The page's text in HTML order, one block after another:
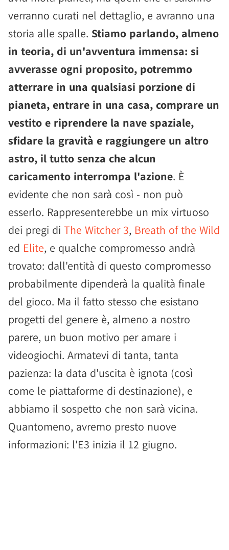
verranno curati nel dettaglio, e avranno una
storia alle spalle. Stiamo parlando, almeno
in teoria, di un'avventura immensa: si
avverasse ogni proposito, potremmo
atterrare in una qualsiasi porzione di
pianeta, entrare in una casa, comprare un
vestito e riprendere la nave spaziale,
sfidare la gravità e raggiungere un altro
astro, il tutto senza che alcun
caricamento interrompa l'azione. È
evidente che non sarà così - non può
esserlo. Rappresenterebbe un mix virtuoso
dei pregi di The Witcher 3, Breath of the Wild
ed Elite, e qualche compromesso andrà
trovato: dall'entità di questo compromesso
probabilmente dipenderà la qualità finale
del gioco. Ma il fatto stesso che esistano
progetti del genere è, almeno a nostro
parere, un buon motivo per amare i
videogiochi. Armatevi di tanta, tanta
pazienza: la data d'uscita è ignota (così
come le piattaforme di destinazione), e
abbiamo il sospetto che non sarà vicina.
Quantomeno, avremo presto nuove
informazioni: l'E3 inizia il 12 giugno.